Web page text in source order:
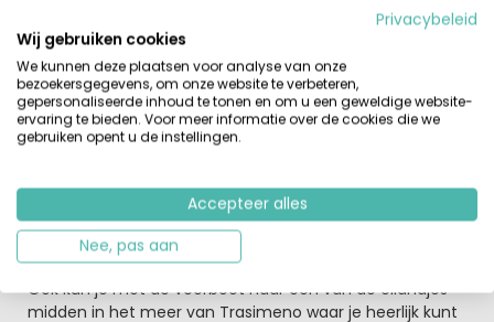
Bezoek zeker de omliggende dorpjes en mooie steden
Ook al is het echt genieten voor de hele familie op deze
rustige camping, een dagje op stap gaan is zeker aan te
raden. De omgeving is rijk aan authentieke dorpjes, wijn-
en olijfolie-boerderijtjes. Een bezoek aan Città della Pieve
en Paciano is zeker aan te raden. Deze dorpjes hebben
het Trasimenomeer. Wandel door de middeleeuwse
straatjes en geniet. Of fiets naar Castiglione del Lago,
een klein charmant plaatsje dat deels ommuurd is.
Ook kun je met de veerboot naar één van de eilandjes
midden in het meer van Trasimeno waar je heerlijk kunt
Privacybeleid
Wij gebruiken cookies
We kunnen deze plaatsen voor analyse van onze
bezoekersgegevens, om onze website te verbeteren,
gepersonaliseerde inhoud te tonen en om u een geweldige website-
ervaring te bieden. Voor meer informatie over de cookies die we
gebruiken opent u de instellingen.
Accepteer alles
Nee, pas aan